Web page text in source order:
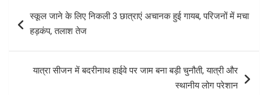
o
k
er s
A
p
t
e
navigation
स्कूल जाने के लिए निकली 3 छात्राएं अचानक हुई गायब, परिजनों में मचा
हड़कंप, तलाश तेज
यात्रा सीजन में बदरीनाथ हाईवे पर जाम बना बड़ी चुनौती, यात्री और
स्थानीय लोग परेशान